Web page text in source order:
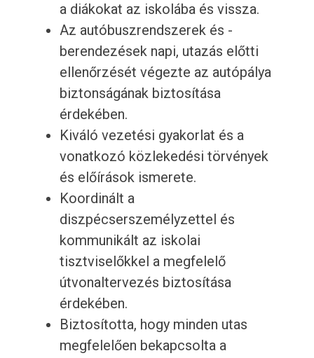
a diákokat az iskolába és vissza.
Az autóbuszrendszerek és -
berendezések napi, utazás előtti
ellenőrzését végezte az autópálya
biztonságának biztosítása
érdekében.
Kiváló vezetési gyakorlat és a
vonatkozó közlekedési törvények
és előírások ismerete.
Koordinált a
diszpécserszemélyzettel és
kommunikált az iskolai
tisztviselőkkel a megfelelő
útvonaltervezés biztosítása
érdekében.
Biztosította, hogy minden utas
megfelelően bekapcsolta a